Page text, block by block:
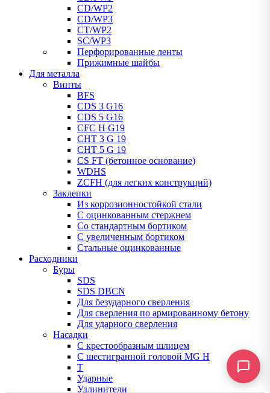
CD/WP2
CD/WP3
CT/WP2
SC/WP3
Перфорированные ленты
Прижимные шайбы
Для металла
Винты
BFS
CDS 3 G16
CDS 5 G16
CFC H G19
CHT 3 G 19
CHT 5 G 19
CS FT (бетонное основание)
WDHS
ZCFH (для легких конструкций)
Заклепки
Из коррозионностойкой стали
С оцинкованным стержнем
Со стандартным бортиком
С увеличенным бортиком
Стальные оцинкованные
Расходники
Буры
SDS
SDS DBCN
Для безударного сверления
Для сверления по армированному бетону
Для ударного сверления
Насадки
С крестообразным шлицем
С шестигранной головой MG H
T
Ударные
Удлинители